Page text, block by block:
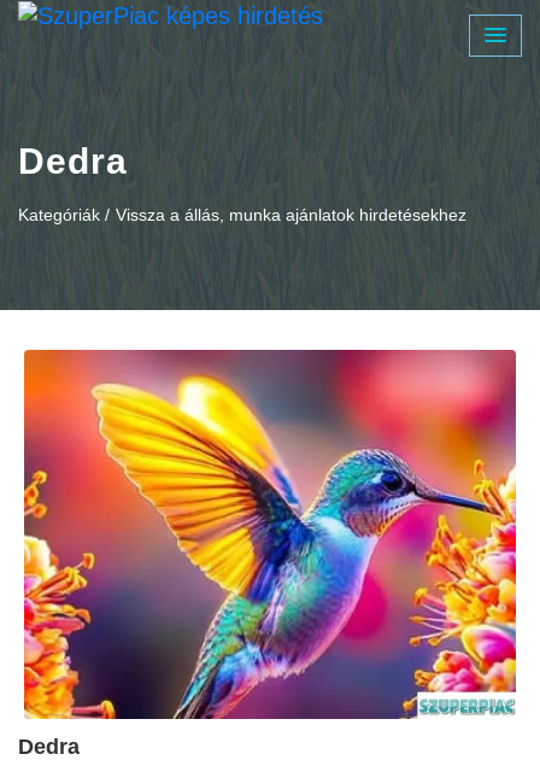
Dedra
Kategóriák / Vissza a állás, munka ajánlatok hirdetésekhez
Dedra